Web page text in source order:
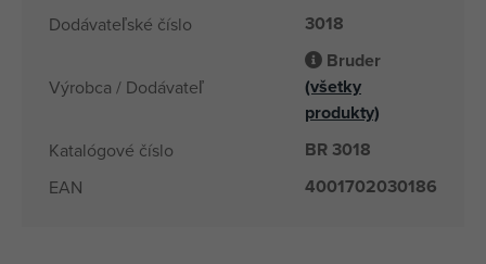
Dodávateľské číslo 3018
Výrobca / Dodávateľ
Bruder
(všetky
produkty)
Katalógové číslo BR 3018
EAN 4001702030186